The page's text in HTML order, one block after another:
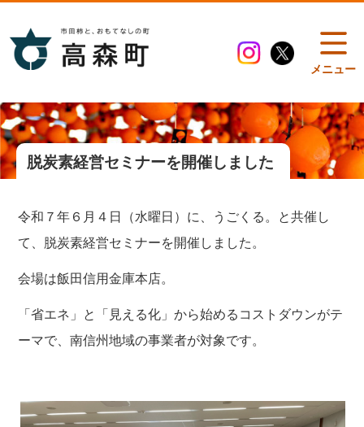
メニュー
脱炭素経営セミナーを開催しました
令和７年６月４日（水曜日）に、うごくる。と共催し
て、脱炭素経営セミナーを開催しました。
会場は飯田信用金庫本店。
「省エネ」と「見える化」から始めるコストダウンがテ
ーマで、南信州地域の事業者が対象です。